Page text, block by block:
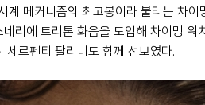
메커니즘의 최고봉이라 불리는 차이
리에 트리톤 화음을 도입해 차이밍 워
르펜티 팔리니도 함께 선보였다.